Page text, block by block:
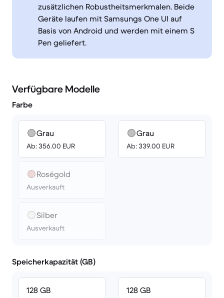
zusätzlichen Robustheitsmerkmalen. Beide
Geräte laufen mit Samsungs One UI auf
Basis von Android und werden mit einem S
Pen geliefert.
Verfügbare Modelle
Farbe
Grau
Ab: 356.00 EUR
Roségold
Ausverkauft
Silber
Ausverkauft
Grau
Ab: 339.00 EUR
Speicherkapazität (GB)
128 GB 128 GB